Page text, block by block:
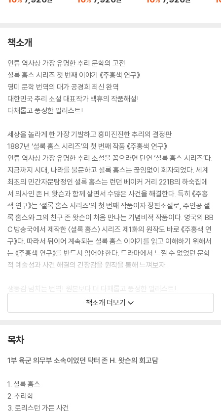
책소개
인류 역사상 가장 유명한 추리 문학의 고전
셜록 홈스 시리즈 첫 번째 이야기 《주홍색 연구》
영미 문학 번역의 대가 공경희 최신 완역
대한민국 추리 소설 대표작가 백휴의 작품해설!
다채롭고 풍성한 일러스트!
세상을 놀라게 한 가장 기발하고 흥미진진한 추리의 결정판
1887년 ‘셜록 홈스 시리즈’의 첫 번째 작품 《주홍색 연구》
인류 역사상 가장 유명한 추리 소설을 꼽으라면 단연 ‘셜록 홈스 시리즈’다.
지금까지 시대, 나라를 불문하고 셜록 홈스는 끊임없이 회자되었다. 세계
최초의 민간자문탐정인 셜록 홈스는 런던 베이커 거리 221B의 하숙집에
서 의사인 존 H. 왓슨과 함께 살면서 수많은 사건을 해결한다. 특히 《주홍
색 연구》는 ‘셜록 홈스 시리즈’의 첫 번째 작품이자 장편소설로, 주인공 셜
록 홈스와 그의 친구 존 왓슨이 처음 만나는 기념비적 작품이다. 영국의 BB
C 방송국에서 제작한 〈셜록 홈스〉 시리즈 제1화의 원작도 바로 《주홍색 연
구》다. 따라서 뒤이어 계속되는 셜록 홈스 이야기를 읽고 이해하기 위해서
는 《주홍색 연구》를 반드시 읽어야 한다. 드라마에서 느낄 수 없었던 문학
적 예술성과 사건 해결의 긴장감을 원작을 통해 느껴보자.
생동감 넘치는 번역! 원본보다 더 다채롭고 풍성한 일러스트!
대한민국 추리소설 대표작가 백휴의 독창적인 작품해설!
셜록 홈스 시리즈의 대표 장편 《주홍색 연구》는 영미 문학 번역의 대가 공
면 추리소설의 고전으로 꼽히는 셜록 홈스 시리즈가 어째서 수많은 추리소
작품 해설도 함께 만날 수 있다. 또한 이 책에는 초판본 원본보다 더 다채롭
셜록 홈스 시리즈에서 찾아낸 다양한 일러스트를 실어, 독자들에게 더욱
풍성한 볼거리를 제공한다.
책소개 더보기
목차
1부 육군 의무부 소속이었던 닥터 존 H. 왓슨의 회고담
1. 셜록 홈스
2. 추리학
3. 로리스턴 가든 사건